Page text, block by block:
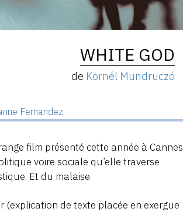
WHITE GOD
de Kornél Mundruczó
Fernandez
film présenté cette année à Cannes
voire sociale qu’elle traverse
Et du malaise.
(explication de texte placée en exergue